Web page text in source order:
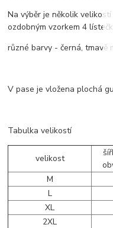
Na výběr je několik
ozdobným vzorkem 4
různé barvy - černá, tmavě
V pase je vložena plochá
Tabulka velikostí
velikost
M
L
XL
2XL